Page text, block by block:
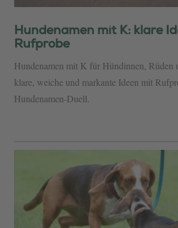
Hundenamen mit K: klare
Rufprobe
Hundenamen mit K für Hündinnen, Rüden
klare, weiche und markante Ideen mit
Hundenamen-Duell.